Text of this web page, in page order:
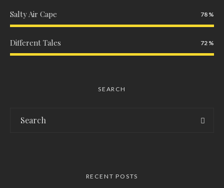
Salty Air Cape 78
Different Tales 72
SEARCH
RECENT POSTS